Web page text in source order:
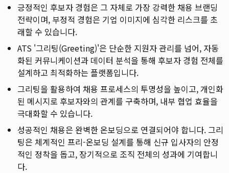
긍정적인 후보자 경험은 그 자체로 가장 강력한 채용 브랜딩
전략이며, 부정적 경험은 기업 이미지에 심각한 리스크를 초
래할 수 있습니다.
ATS '그리팅(Greeting)'은 단순한 지원자 관리를 넘어, 자동
화된 커뮤니케이션과 데이터 분석을 통해 후보자 경험 전체를
설계하고 최적화하는 플랫폼입니다.
그리팅을 활용하여 채용 프로세스의 투명성을 높이고, 개인화
된 메시지로 후보자와의 관계를 구축하며, 내부 협업 효율을
극대화할 수 있습니다.
성공적인 채용은 완벽한 온보딩으로 연결되어야 합니다. 그리
팅은 체계적인 프리-온보딩 설계를 통해 신규 입사자의 안정
적인 정착을 돕고, 장기적으로 조직 전체의 성과에 기여합니
다.